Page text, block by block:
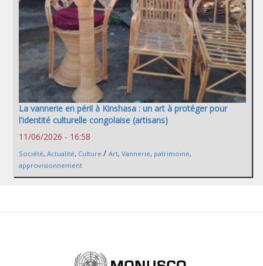
La vannerie en péril à Kinshasa : un art à protéger pour
l'identité culturelle congolaise (artisans)
11/06/2026 - 16:58
Société, Actualité, Culture / Art, Vannerie, patrimoine,
approvisionnement